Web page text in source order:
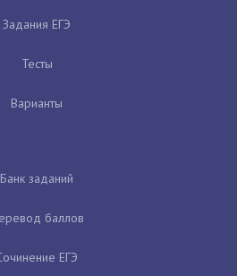
Задания ЕГЭ
Тесты
Варианты
Банк заданий
баллов
ЕГЭ